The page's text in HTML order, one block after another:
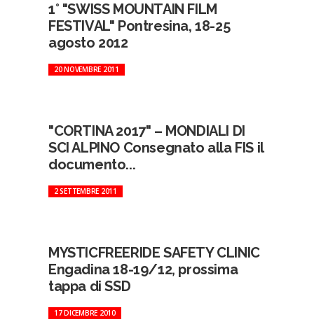
1° "SWISS MOUNTAIN FILM
FESTIVAL" Pontresina, 18-25
agosto 2012
20 NOVEMBRE 2011
"CORTINA 2017" – MONDIALI DI
SCI ALPINO Consegnato alla FIS il
documento...
2 SETTEMBRE 2011
MYSTICFREERIDE SAFETY CLINIC
Engadina 18-19/12, prossima
tappa di SSD
17 DICEMBRE 2010